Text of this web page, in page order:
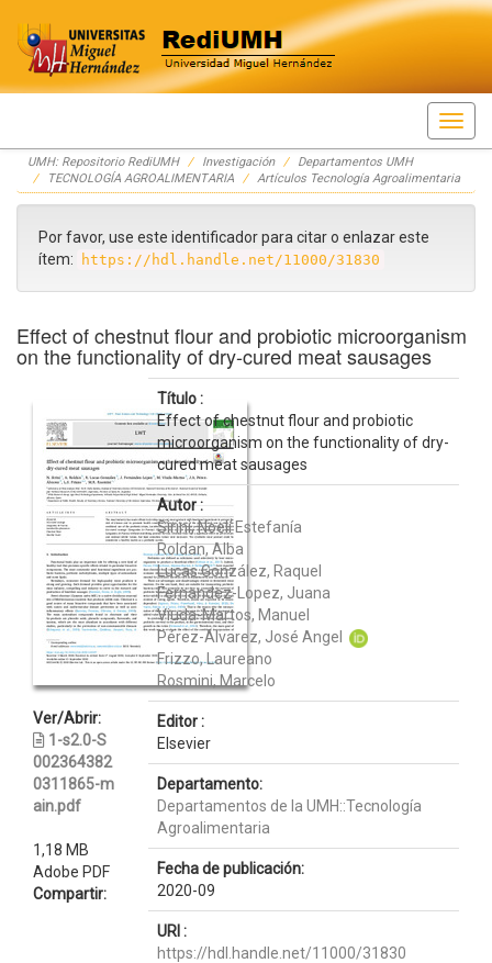
Skip
navigation
UMH: Repositorio RediUMH Investigación
Departamentos UMH
TECNOLOGÍA AGROALIMENTARIA
Artículos Tecnología Agroalimentaria
Por favor, use este identificador para citar o enlazar este
ítem:
https://hdl.handle.net/11000/31830
Effect of chestnut flour and probiotic microorganism
on the functionality of dry-cured meat sausages
Ver/Abrir:
1-s2.0-S
002364382
0311865-m
ain.pdf
1,18 MB
Adobe PDF
Compartir:
Título :
Effect of chestnut flour and probiotic
microorganism on the functionality of dry-
cured meat sausages
Autor :
Sirini, Noelí Estefanía
Roldan, Alba
Lucas González, Raquel
Fernandez-Lopez, Juana
Viuda-Martos, Manuel
Pérez-Alvarez, José Angel
Frizzo, Laureano
Rosmini, Marcelo
Editor :
Elsevier
Departamento:
Departamentos de la UMH::Tecnología
Agroalimentaria
Fecha de publicación:
2020-09
URI :
https://hdl.handle.net/11000/31830